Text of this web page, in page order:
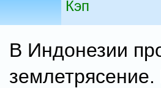
Кэп
В Индонезии